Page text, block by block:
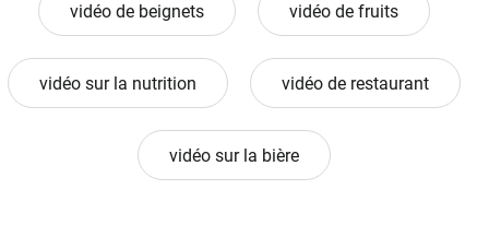
vidéo de beignets vidéo de fruits
vidéo sur la nutrition vidéo de restaurant
vidéo sur la bière